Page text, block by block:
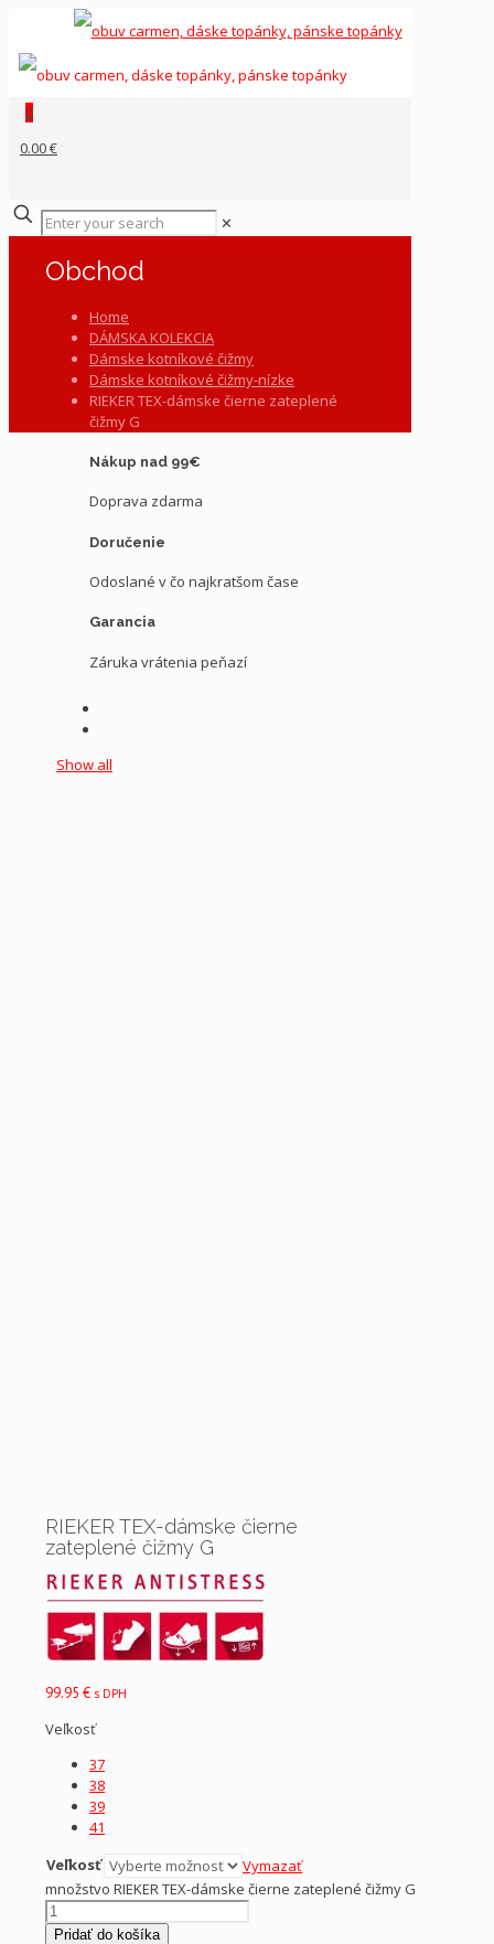
0
0.00 €
✕
Obchod
Home
DÁMSKA KOLEKCIA
Dámske kotníkové čižmy
Dámske kotníkové čižmy-nízke
RIEKER TEX-dámske čierne zateplené
čižmy G
Nákup nad 99€
Doprava zdarma
Doručenie
Odoslané v čo najkratšom čase
Garancia
Záruka vrátenia peňazí
Show all
RIEKER TEX-dámske čierne
zateplené čižmy G
99.95 € s DPH
Veľkosť
37
38
39
41
Veľkosť
Vymazať
množstvo RIEKER TEX-dámske čierne zateplené čižmy G
Pridať do košíka